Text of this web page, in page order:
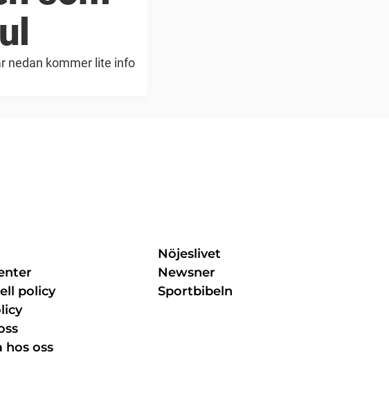
nedan kommer lite info
policy
hos oss
Nöjeslivet
Newsner
Sportbibeln